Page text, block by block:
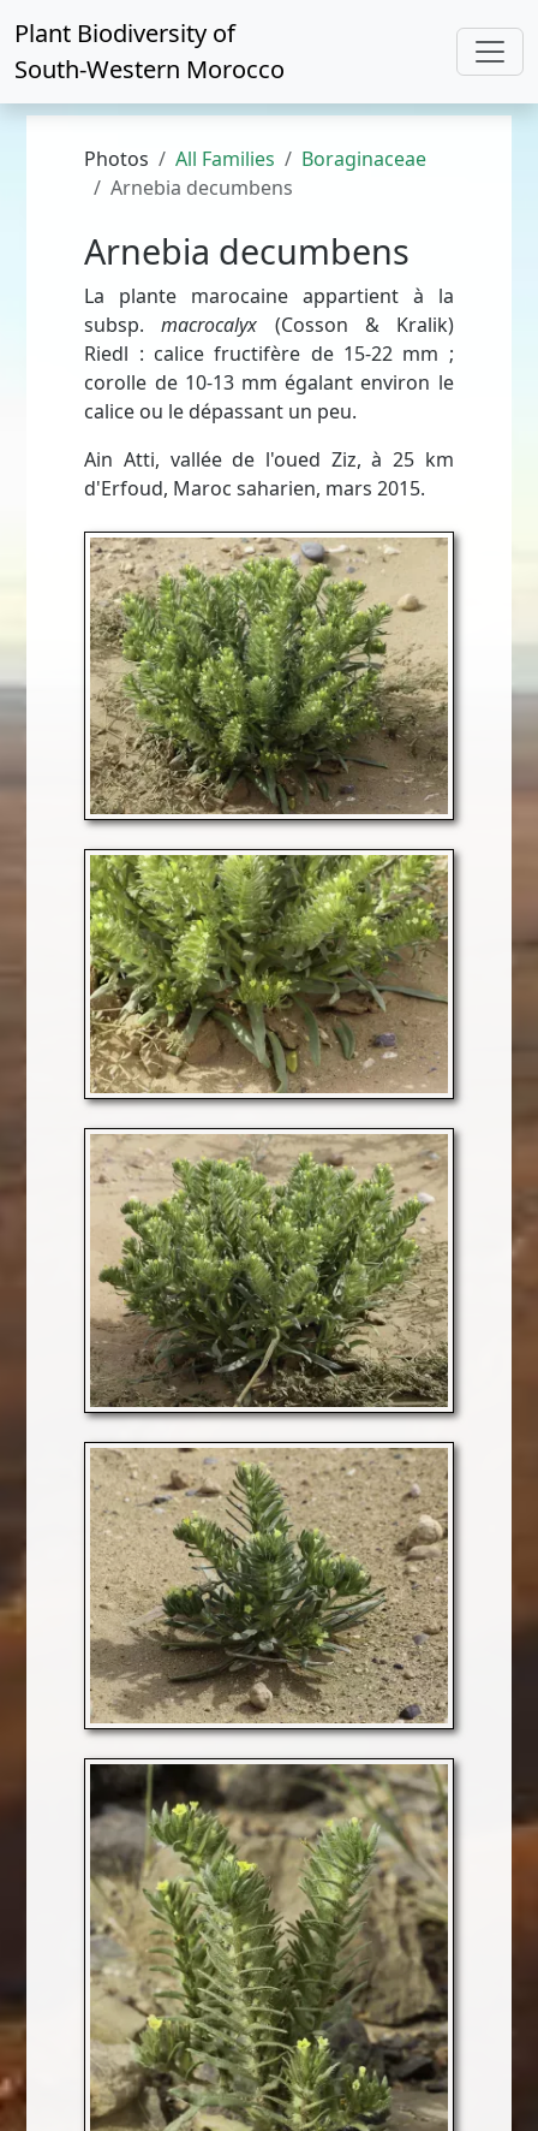
Plant Biodiversity of
South-Western Morocco
Photos All Families
Boraginaceae
Arnebia decumbens
Arnebia decumbens
La plante marocaine appartient à la
subsp.macrocalyx (Cosson & Kralik)
Riedl : calice fructifère de 15-22 mm ;
corolle de 10-13 mm égalant environ le
calice ou le dépassant un peu.
Ain Atti, vallée de l'oued Ziz, à 25 km
d'Erfoud, Maroc saharien, mars 2015.